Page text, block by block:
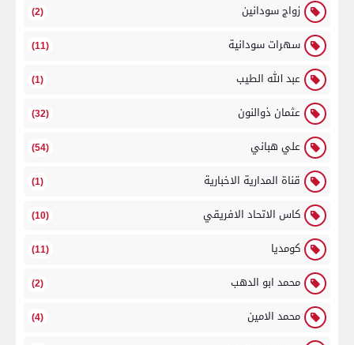
زواج سودانين (2)
سهرات سودانية (11)
عبد الله الطيب (1)
عثمان ذوالنون (32)
علي هباني (54)
قناة المدارية الاخبارية (1)
كاس الاتحاد الافريقي (10)
كومديا (11)
محمد ابو الدهب (2)
محمد الامين (4)